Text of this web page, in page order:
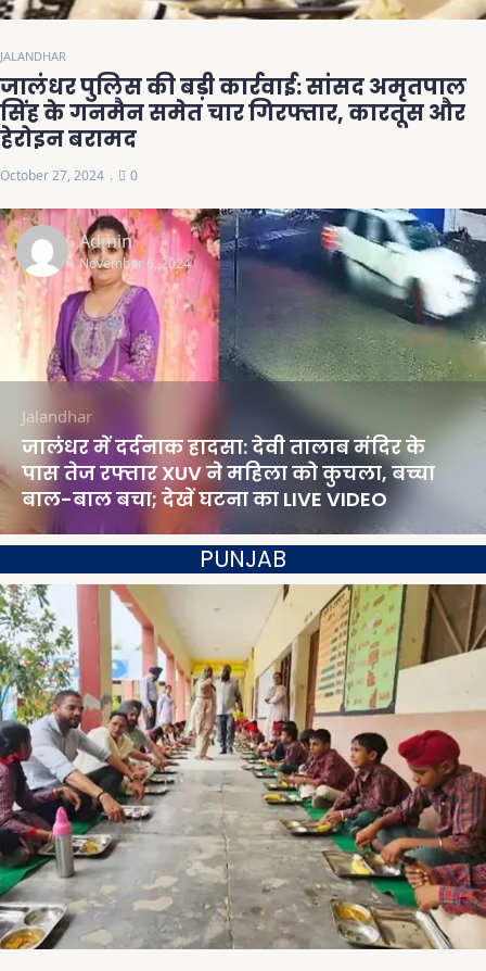
JALANDHAR
जालंधर पुलिस की बड़ी कार्रवाई: सांसद अमृतपाल
सिंह के गनमैन समेत चार गिरफ्तार, कारतूस और
हेरोइन बरामद
October 27, 2024 0
Admin
November 6, 2024
Jalandhar
जालंधर में दर्दनाक हादसा: देवी तालाब मंदिर के
पास तेज रफ्तार XUV ने महिला को कुचला, बच्चा
बाल-बाल बचा; देखें घटना का LIVE VIDEO
PUNJAB